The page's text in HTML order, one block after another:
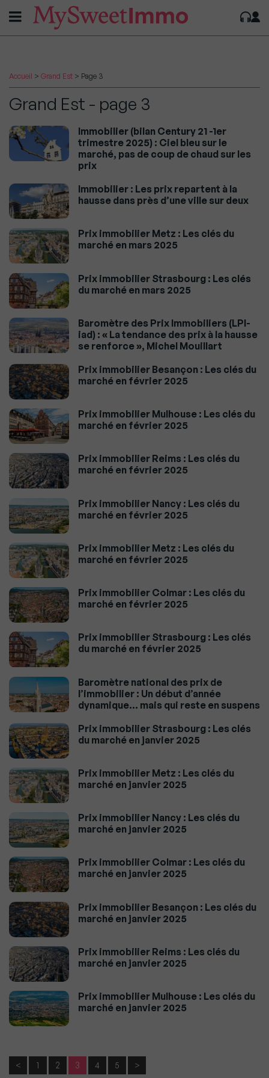
Accueil > Grand Est > Page 3
Grand Est - page 3
Immobilier (bilan Century 21 -1er
trimestre 2025) : Ciel bleu sur le
marché, pas de coup de chaud sur les
prix
Immobilier : Les prix repartent à la
hausse dans près d’une ville sur deux
Prix immobilier Metz : Les clés du
marché en mars 2025
Prix immobilier Strasbourg : Les clés
du marché en mars 2025
Baromètre des Prix Immobiliers (LPI-
iad) : « La tendance des prix à la hausse
se renforce », Michel Mouillart
Prix immobilier Besançon : Les clés du
marché en février 2025
Prix immobilier Mulhouse : Les clés du
marché en février 2025
Prix immobilier Reims : Les clés du
marché en février 2025
Prix immobilier Nancy : Les clés du
marché en février 2025
Prix immobilier Metz : Les clés du
marché en février 2025
Prix immobilier Colmar : Les clés du
marché en février 2025
Prix immobilier Strasbourg : Les clés
du marché en février 2025
Baromètre national des prix de
l’immobilier : Un début d’année
dynamique… mais qui reste en suspens
Prix immobilier Strasbourg : Les clés
du marché en janvier 2025
Prix immobilier Metz : Les clés du
marché en janvier 2025
Prix immobilier Nancy : Les clés du
marché en janvier 2025
Prix immobilier Colmar : Les clés du
marché en janvier 2025
Prix immobilier Besançon : Les clés du
marché en janvier 2025
Prix immobilier Reims : Les clés du
marché en janvier 2025
Prix immobilier Mulhouse : Les clés du
marché en janvier 2025
< 1 2 3 4 5 >